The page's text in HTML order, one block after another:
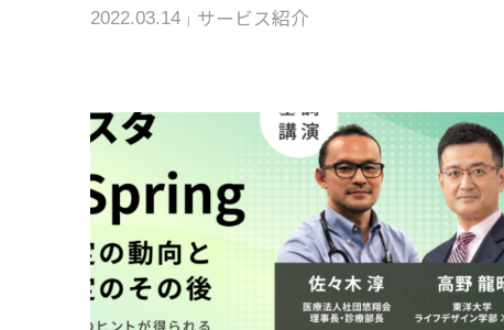
2022.03.14 サービス紹介